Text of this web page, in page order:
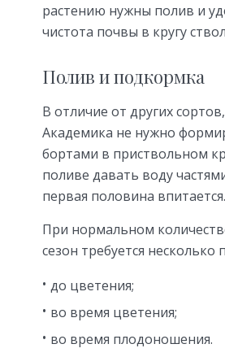
растению нужны полив и
чистота почвы в кругу
Полив и подкормка
В отличие от других
Академика не нужно
бортами в приствольном
поливе давать воду
первая половина впитается.
При нормальном
сезон требуется несколько
до цветения;
во время цветения;
во время плодоношения.